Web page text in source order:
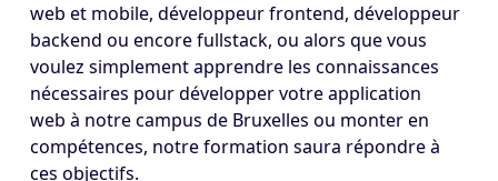
web et mobile, développeur frontend, développeur
backend ou encore fullstack, ou alors que vous
voulez simplement apprendre les connaissances
nécessaires pour développer votre application
web à notre campus de Bruxelles ou monter en
compétences, notre formation saura répondre à
ces objectifs.